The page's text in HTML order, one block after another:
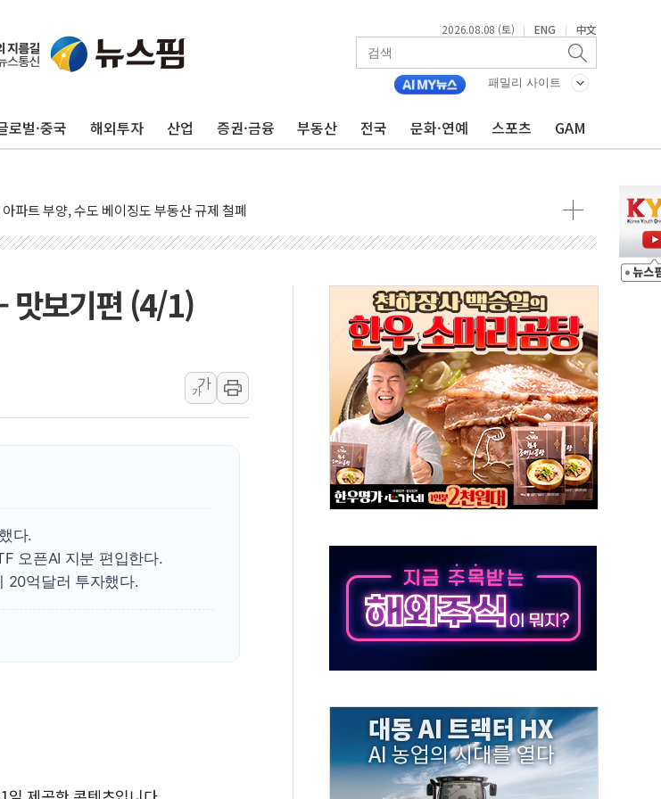
2026.08.08 (토) | ENG | 中文
패밀리 사이트
로벌·중국 해외투자 산업 증권·금융 부동산 전국 문화·연예 스포츠 GAM
해상 풍랑주의보…10일까지 최대 3.5m 높은 물결
온열질환 사망 23명…정부, 비상대응기구 가동
계곡서 수위 상승으로 피서객 7명 고립…전원 구조
일 '별똥별 멍' 운영…페르세우스 유성우 관측
서 일하던 90대 숨져…온열질환 여부 조사
전면허 기능시험 오전 집중 편성…체감온도 38도 넘으면 중단
주가누르기 방지법' 전면 재검토 지시
' 경북 울진 시간당 20~30mm 강한 비...가뭄 해소될 듯
위·열대야 지속…내륙 곳곳 소나기
공원 주택 검토, 민주당 스스로 원칙 뒤집는 것"
더위 지속…청주·진천 35도, 곳곳 소나기
제주·인천 경선 발표...김민석 '재역전' vs 정청래 '격차 확대'
용 쇼크에 금리 인상 우려 후퇴…S&P500 최고치
연준 이사 해임 재추진…"26일까지 의혹 소명" 요구
, 美 고용 예상 밖 부진에 연준 금리 인상 가능성 낮아지며 상승… STOXX 600 지수는 나흘 연속 최고치
맛보기편 (4/1)
가
가
다.
오픈AI 지분 편입한다.
20억달러 투자했다.